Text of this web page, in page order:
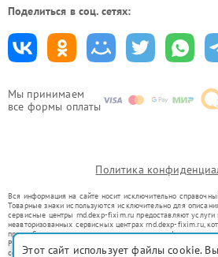
Мы принимаем
все формы оплаты
Поделиться в соц. сетях:
Политика
Вся информация на сайте носит исключительно
Товарные знаки используются исключительно для
сервисные центры rnd.dexp-fixim.ru предоставляют услуги
неавторизованных сервисных центрах rnd.dexp-fixim.ru,
правообладателями товарных знаков или их
Ремонт осуществляется для устройств, уже введенных в
со статьей 1487 ГК РФ.
Этот сайт использует файлы cookie.